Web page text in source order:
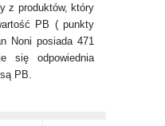
z produktów, który
PB ( punkty
Noni posiada 471
się odpowiednia
PB.